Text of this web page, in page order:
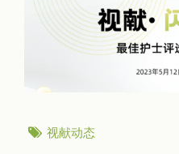
视献动态